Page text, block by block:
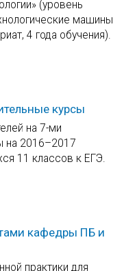
(уровень
машины
4 года обучения).
курсы
на 7-ми
на 2016–2017
11 классов к ЕГЭ.
кафедры ПБ и
практики для